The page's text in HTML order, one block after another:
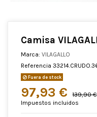
Camisa
Marca: VILAGALLO
Referencia
Fuera de stock
97,93 € 139,90 €
Impuestos incluidos